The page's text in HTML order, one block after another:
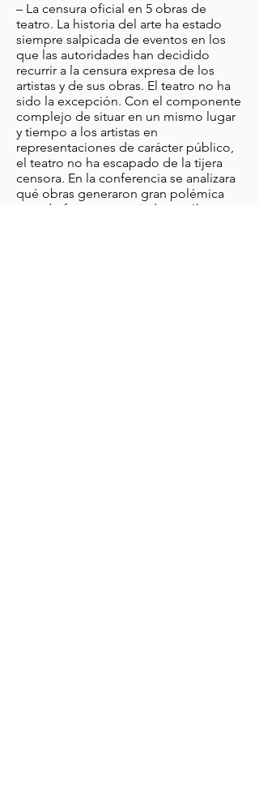
– La censura oficial en 5 obras de
teatro. La historia del arte ha estado
siempre salpicada de eventos en los
que las autoridades han decidido
recurrir a la censura expresa de los
artistas y de sus obras. El teatro no ha
sido la excepción. Con el componente
complejo de situar en un mismo lugar
y tiempo a los artistas en
representaciones de carácter público,
el teatro no ha escapado de la tijera
censora. En la conferencia se analizara
qué obras generaron gran polémica
cuando fueron anunciadas; cuáles